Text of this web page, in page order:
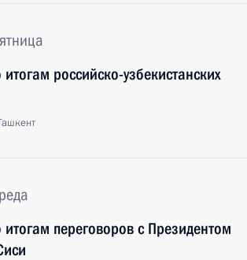
российско-узбекистанских
переговоров с Президентом